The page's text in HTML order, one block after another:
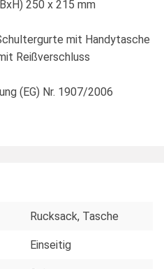
250 x 215 mm
mit Handytasche
Reißverschluss
(EG) Nr. 1907/2006
Rucksack, Tasche
Einseitig